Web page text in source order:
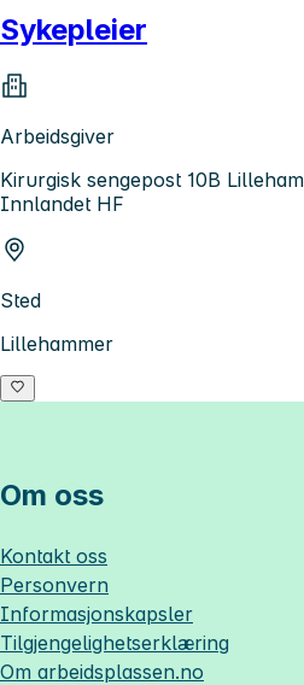
Sykepleier
Arbeidsgiver
Kirurgisk sengepost 10B
Innlandet HF
Sted
Lillehammer
Om oss
Kontakt oss
Personvern
Informasjonskapsler
Tilgjengelighetserklæring
Om arbeidsplassen.no